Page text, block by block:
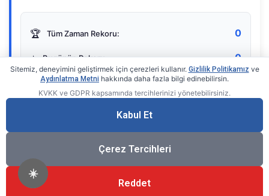
☀️
🏆 Tüm Zaman Rekoru: 0
⭐ Bugünün Rekoru: 0
Gerçek zamanlı sayaç
Sitemiz, deneyimini geliştirmek için çerezleri kullanır. Gizlilik Politikamız ve
Aydınlatma Metni hakkında daha fazla bilgi edinebilirsin.
KVKK ve GDPR kapsamında tercihlerinizi yönetebilirsiniz.
Kabul Et
Çerez Tercihleri
Reddet